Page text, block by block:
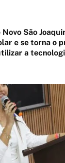
São
e se torna o
a